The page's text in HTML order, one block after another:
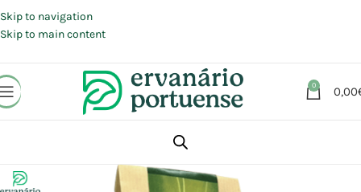
Skip to navigation
Skip to main content
0 0,00